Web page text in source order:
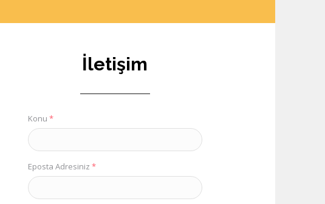
İletişim
Konu *
Eposta Adresiniz *